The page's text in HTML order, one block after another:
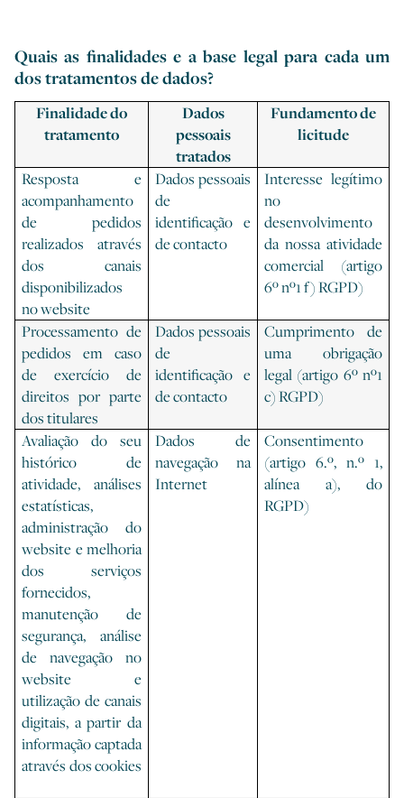
Quais as finalidades e a base legal para cada um
dos tratamentos de dados?
Finalidade do
tratamento
Dados
pessoais
tratados
Fundamento de
licitude
Resposta e
acompanhamento
de pedidos
realizados através
dos canais
disponibilizados
no website
Dados pessoais
de
identificação e
de contacto
Interesse legítimo
no
desenvolvimento
da nossa atividade
comercial (artigo
6º nº1 f) RGPD)
Processamento de
pedidos em caso
de exercício de
direitos por parte
dos titulares
Dados pessoais
de
identificação e
de contacto
Cumprimento de
uma obrigação
legal (artigo 6º nº1
c) RGPD)
Avaliação do seu
histórico de
atividade, análises
estatísticas,
administração do
website e melhoria
dos serviços
fornecidos,
manutenção de
segurança, análise
de navegação no
website e
utilização de canais
digitais, a partir da
informação captada
através dos cookies
Dados de
navegação na
Internet
Consentimento
(artigo 6.º, n.º 1,
alínea a), do
RGPD)